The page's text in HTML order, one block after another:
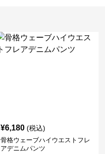
¥6,180 (税込)
骨格ウェーブハイウエストフレ
アデニムパンツ